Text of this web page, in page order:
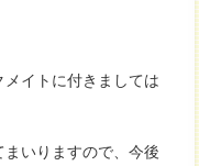
イトに付きましては
いりますので、今後